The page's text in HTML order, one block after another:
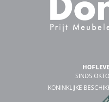
SINDS
KONINKLIJKE